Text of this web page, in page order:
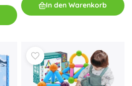
In den Warenkorb